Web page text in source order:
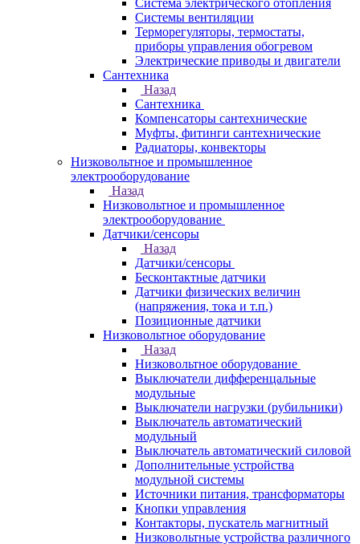
Система электрического отопления
Системы вентиляции
Терморегуляторы, термостаты,
приборы управления обогревом
Электрические приводы и двигатели
Сантехника
Назад
Сантехника
Компенсаторы сантехнические
Муфты, фитинги сантехнические
Радиаторы, конвекторы
Низковольтное и промышленное
электрооборудование
Назад
Низковольтное и промышленное
электрооборудование
Датчики/сенсоры
Назад
Датчики/сенсоры
Бесконтактные датчики
Датчики физических величин
(напряжения, тока и т.п.)
Позиционные датчики
Низковольтное оборудование
Назад
Низковольтное оборудование
Выключатели дифференцальные
модульные
Выключатели нагрузки (рубильники)
Выключатель автоматический
модульный
Выключатель автоматический силовой
Дополнительные устройства
модульной системы
Источники питания, трансформаторы
Кнопки управления
Контакторы, пускатель магнитный
Низковольтные устройства различного